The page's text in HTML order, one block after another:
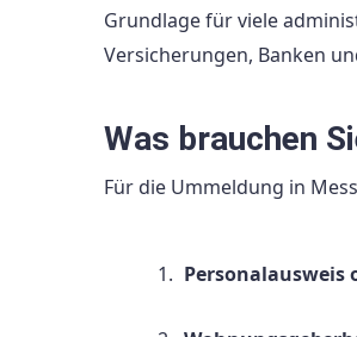
Grundlage für viele
Versicherungen, Banken
Was brauchen
Für die Ummeldung in
Personalausweis